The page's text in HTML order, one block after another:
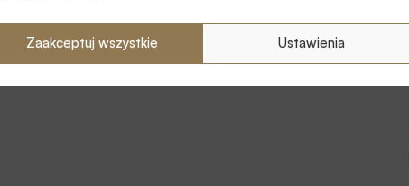
Zaakceptuj wszystkie Ustawienia